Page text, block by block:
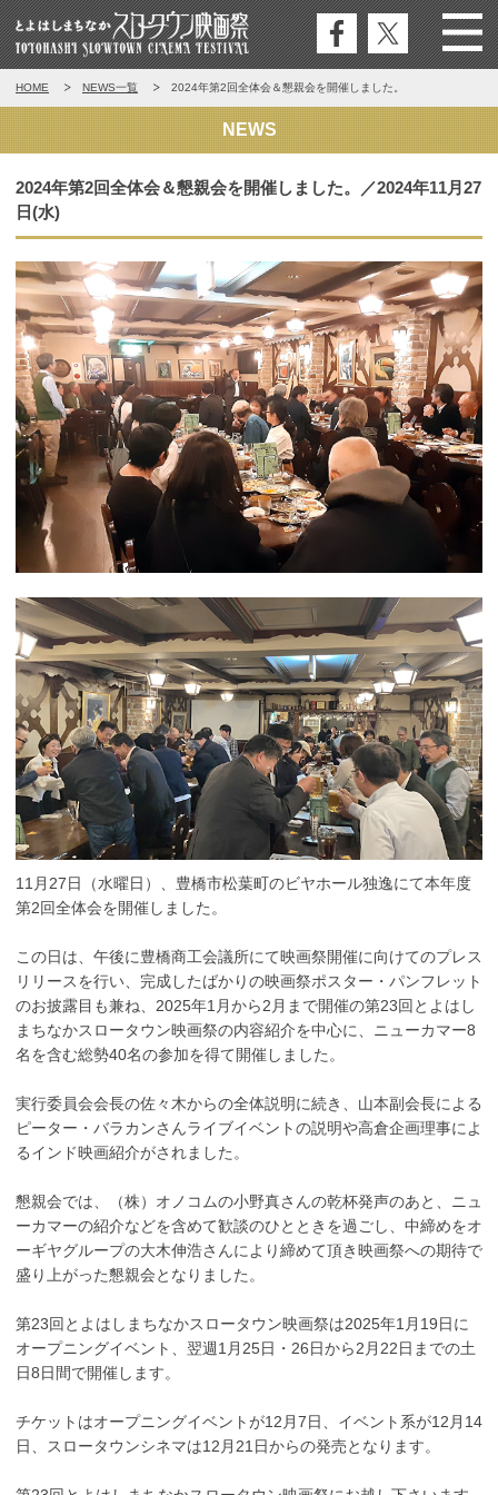
とよはしまちなかスロータウン映
画祭
Menu
公式
フェ
公式
エッ
HOME NEWS一覧 2024年第2回全体会＆懇親会を開催しました。
NEWS
2024年第2回全体会＆懇親会を開催しました。／2024年11月27
日(水)
11月27日（水曜日）、豊橋市松葉町のビヤホール独逸にて本年度
第2回全体会を開催しました。
この日は、午後に豊橋商工会議所にて映画祭開催に向けてのプレス
リリースを行い、完成したばかりの映画祭ポスター・パンフレット
のお披露目も兼ね、2025年1月から2月まで開催の第23回とよはし
まちなかスロータウン映画祭の内容紹介を中心に、ニューカマー8
名を含む総勢40名の参加を得て開催しました。
実行委員会会長の佐々木からの全体説明に続き、山本副会長による
ピーター・バラカンさんライブイベントの説明や高倉企画理事によ
るインド映画紹介がされました。
懇親会では、（株）オノコムの小野真さんの乾杯発声のあと、ニュ
ーカマーの紹介などを含めて歓談のひとときを過ごし、中締めをオ
ーギヤグループの大木伸浩さんにより締めて頂き映画祭への期待で
盛り上がった懇親会となりました。
第23回とよはしまちなかスロータウン映画祭は2025年1月19日に
オープニングイベント、翌週1月25日・26日から2月22日までの土
日8日間で開催します。
チケットはオープニングイベントが12月7日、イベント系が12月14
日、スロータウンシネマは12月21日からの発売となります。